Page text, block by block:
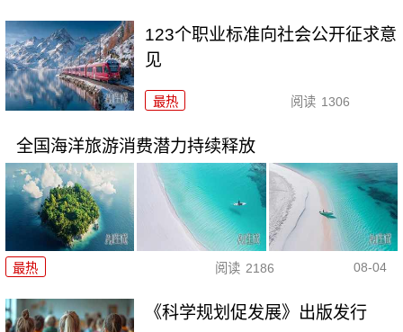
123个职业标准向社会公开征求意
见
最热 阅读 1306
全国海洋旅游消费潜力持续释放
最热 阅读 2186 08-04
《科学规划促发展》出版发行